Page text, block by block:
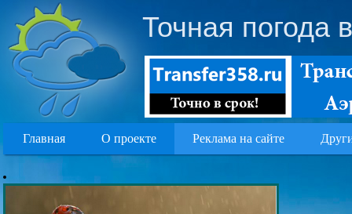
Точная погода
Главная О проекте Реклама на сайте